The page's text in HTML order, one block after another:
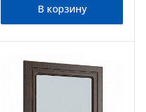
В корзину